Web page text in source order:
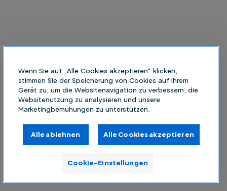
Wenn Sie auf „Alle Cookies akzeptieren“ klicken,
stimmen Sie der Speicherung von Cookies auf Ihrem
Gerät zu, um die Websitenavigation zu verbessern, die
Websitenutzung zu analysieren und unsere
Marketingbemühungen zu unterstützen.
Alle ablehnen Alle Cookies akzeptieren
Cookie-Einstellungen